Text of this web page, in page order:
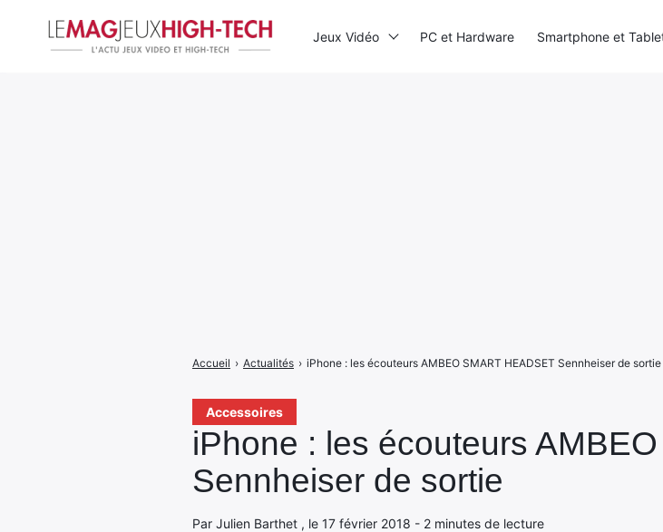
Accessoires
iPhone : les écouteurs
Sennheiser de sortie
Par Julien Barthet , le 17 février 2018 - 2 minutes de lecture
Accueil › Actualités › iPhone : les écouteurs AMBEO SMART HEADSET Sennheiser de sortie
Jeux Vidéo PC et Hardware Smartphone et